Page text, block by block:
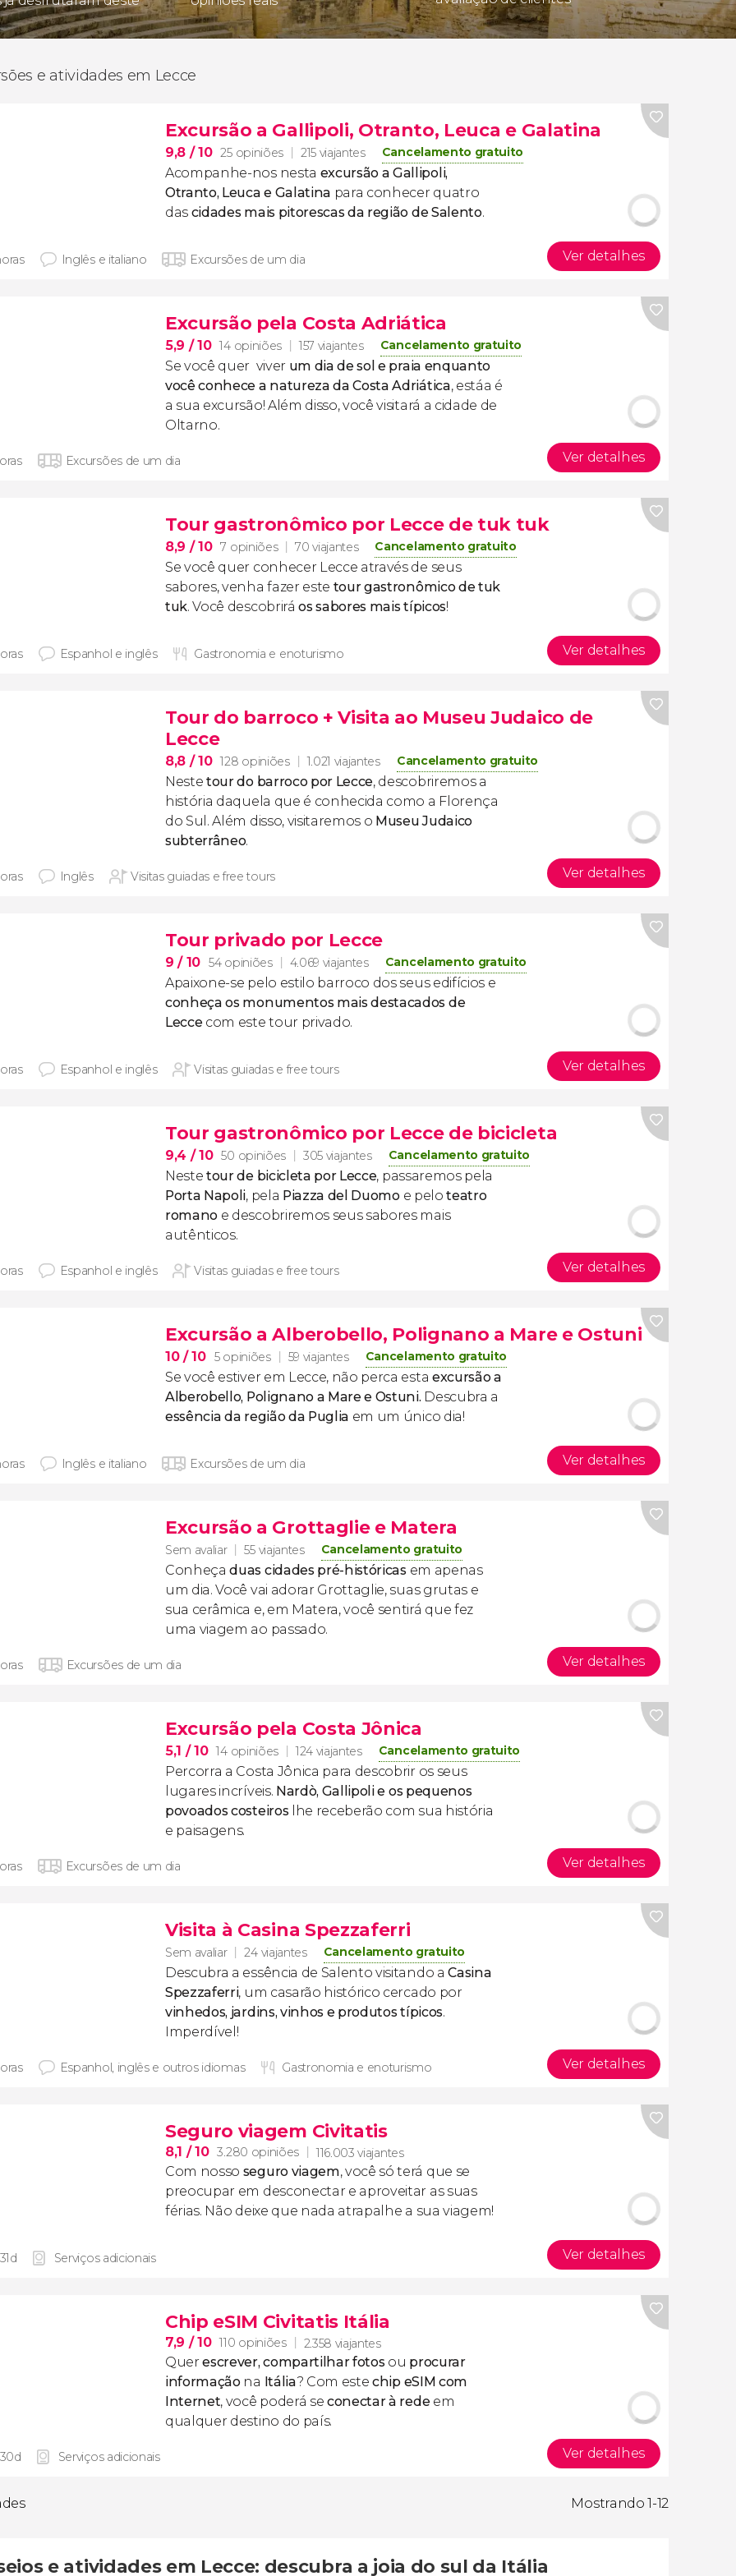
e atividades em Lecce
Excursão a Gallipoli, Otranto, Leuca e Galatina
9,8 / 10 25 opiniões 215 viajantes Cancelamento gratuito
Acompanhe-nos nesta excursão a Gallipoli,
Otranto, Leuca e Galatina para conhecer quatro
das cidades mais pitorescas da região de Salento.
Inglês e italiano Excursões de um dia Ver detalhes
Excursão pela Costa Adriática
5,9 / 10 14 opiniões 157 viajantes Cancelamento gratuito
Se você quer viver um dia de sol e praia enquanto
você conhece a natureza da Costa Adriática, estáa é
a sua excursão! Além disso, você visitará a cidade de
Oltarno.
Excursões de um dia Ver detalhes
Tour gastronômico por Lecce de tuk tuk
8,9 / 10 7 opiniões 70 viajantes Cancelamento gratuito
Se você quer conhecer Lecce através de seus
sabores, venha fazer este tour gastronômico de tuk
tuk. Você descobriráos sabores mais típicos!
Espanhol e inglês Gastronomia e enoturismo Ver detalhes
Tour do barroco + Visita ao Museu Judaico de
Lecce
8,8 / 10 128 opiniões 1.021 viajantes Cancelamento gratuito
Nestetour do barroco por Lecce, descobriremos a
história daquela que é conhecida como a Florença
do Sul. Além disso, visitaremos o Museu Judaico
subterrâneo.
Inglês Visitas guiadas e free tours Ver detalhes
Tour privado por Lecce
9/ 10 54 opiniões 4.069 viajantes Cancelamento gratuito
Apaixone-se pelo estilo barroco dos seus edifícios e
conheça os monumentos mais destacados de
Lecce com este tour privado.
Espanhol e inglês Visitas guiadas e free tours Ver detalhes
Tour gastronômico por Lecce de bicicleta
9,4 / 10 50 opiniões 305 viajantes Cancelamento gratuito
Nestetour de bicicleta por Lecce, passaremos pela
Porta Napoli, pela Piazza del Duomoe peloteatro
romano e descobriremos seus sabores mais
autênticos.
Espanhol e inglês Visitas guiadas e free tours Ver detalhes
Excursão a Alberobello, Polignano a Mare e Ostuni
10/ 10 5 opiniões 59 viajantes Cancelamento gratuito
Se você estiver em Lecce, não perca esta excursão a
Alberobello, Polignano a Mare e Ostuni. Descubra a
essência da região da Puglia em um único dia!
Inglês e italiano Excursões de um dia Ver detalhes
Excursão a Grottaglie e Matera
Sem avaliar 55 viajantes Cancelamento gratuito
Conheça duas cidades pré-históricas em apenas
um dia. Você vai adorar Grottaglie, suas grutas e
sua cerâmica e, em Matera, você sentirá que fez
uma viagem ao passado.
Excursões de um dia Ver detalhes
Excursão pela Costa Jônica
5,1 / 10 14 opiniões 124 viajantes Cancelamento gratuito
Percorra a Costa Jônica para descobrir os seus
lugares incríveis. Nardò, Gallipoli e os pequenos
povoados costeiroslhe receberão com sua história
e paisagens.
Excursões de um dia Ver detalhes
Visita à Casina Spezzaferri
Sem avaliar 24 viajantes Cancelamento gratuito
Descubra a essência de Salento visitando aCasina
Spezzaferri, um casarão histórico cercado por
vinhedos, jardins, vinhos e produtos típicos.
Imperdível!
Espanhol, inglês e outros idiomas Gastronomia e enoturismo Ver detalhes
Seguro viagem Civitatis
8,1 / 10 3.280 opiniões 116.003 viajantes
Com nosso seguro viagem, você só terá que se
preocupar em desconectar e aproveitar as suas
férias. Não deixe que nada atrapalhe a sua viagem!
Serviços adicionais Ver detalhes
Chip eSIM Civitatis Itália
7,9 / 10 110 opiniões 2.358 viajantes
Querescrever, compartilhar fotosou procurar
informaçãona Itália? Com estechip eSIM com
Internet, você poderá seconectar à rede em
qualquer destino do país.
Serviços adicionais Ver detalhes
Mostrando 1-12
e atividades em Lecce: descubra a joia do sul da Itália